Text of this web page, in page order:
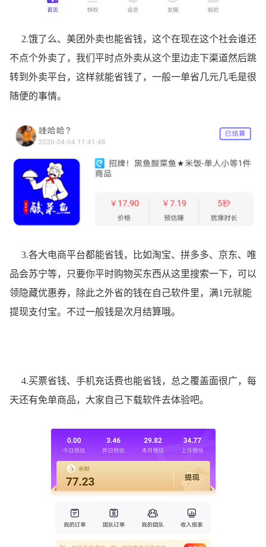
2.饿了么、美团外卖也能省钱，这个在现在这个社会谁还
不点个外卖了，我们平时点外卖从这个里边走下渠道然后跳
转到外卖平台，这样就能省钱了，一般一单省几元几毛是很
随便的事情。
3.各大电商平台都能省钱，比如淘宝、拼多多、京东、唯
品会苏宁等，只要你平时购物买东西从这里搜索一下，可以
领隐藏优惠券，除此之外省的钱在自己软件里，满1元就能
提现支付宝。不过一般钱是次月结算哦。
4.买票省钱、手机充话费也能省钱，总之覆盖面很广，每
天还有免单商品，大家自己下载软件去体验吧。